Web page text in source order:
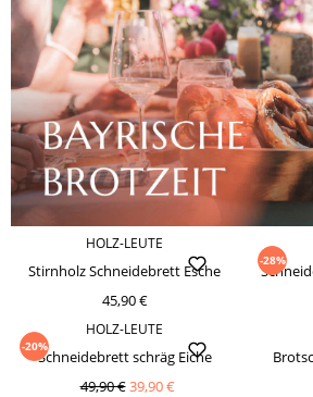
HOLZ-LEUTE
Stirnholz Schneidebrett Esche
45,90 €
-28%
-20%
HOLZ-LEUTE
Schneidebrett schräg Eiche
49,90 €39,90 €